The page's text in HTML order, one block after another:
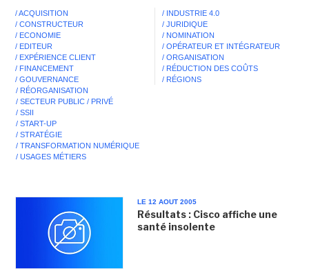
/ ACQUISITION
/ CONSTRUCTEUR
/ ECONOMIE
/ EDITEUR
/ EXPÉRIENCE CLIENT
/ FINANCEMENT
/ GOUVERNANCE
/ INDUSTRIE 4.0
/ JURIDIQUE
/ NOMINATION
/ OPÉRATEUR ET INTÉGRATEUR
/ ORGANISATION
/ RÉDUCTION DES COÛTS
/ RÉGIONS
/ RÉORGANISATION
/ SECTEUR PUBLIC / PRIVÉ
/ SSII
/ START-UP
/ STRATÉGIE
/ TRANSFORMATION NUMÉRIQUE
/ USAGES MÉTIERS
LE 12 AOUT 2005
Résultats : Cisco affiche une
santé insolente